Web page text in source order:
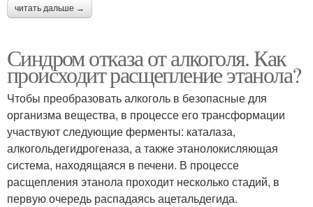
читать дальше →
Синдром отказа от алкоголя. Как
происходит расщепление этанола?
Чтобы преобразовать алкоголь в безопасные для
организма вещества, в процессе его трансформации
участвуют следующие ферменты: каталаза,
алкогольдегидрогеназа, а также этанолокисляющая
система, находящаяся в печени. В процессе
расщепления этанола проходит несколько стадий, в
первую очередь распадаясь ацетальдегида.